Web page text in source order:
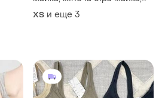
літня майка в рубчик, сірий
топ, літній топ, довгий топ в
ХS и еще 3